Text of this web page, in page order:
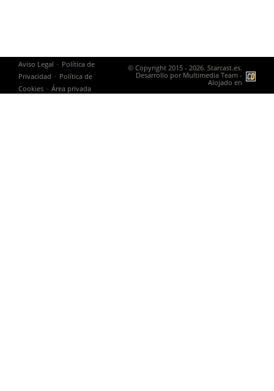
Aviso Legal - Política de
Privacidad - Política de
Cookies - Área privada
© Copyright 2015 - 2026. Starcast.es.
Desarrollo por Multimedia Team -
Alojado en